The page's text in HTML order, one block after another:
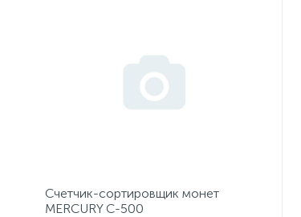
Счетчик-сортировщик монет
MERCURY C-500